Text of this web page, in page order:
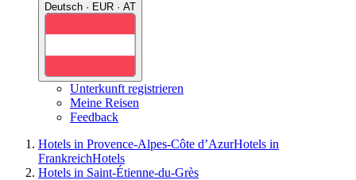
Deutsch · EUR · AT
Unterkunft registrieren
Meine Reisen
Feedback
Hotels in Provence-Alpes-Côte d’AzurHotels in
FrankreichHotels
Hotels in Saint-Étienne-du-Grès